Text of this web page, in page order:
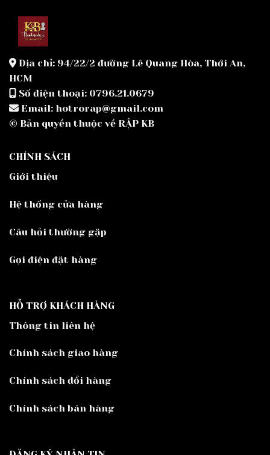
Địa chỉ: 94/22/2 đường Lê Quang Hòa, Thới An,
HCM
Số điện thoại: 0796.21.0679
Email: hotrorap@gmail.com
© Bản quyền thuộc về RẬP KB
CHÍNH SÁCH
Giới thiệu
Hệ thống cửa hàng
Câu hỏi thường gặp
Gọi điện đặt hàng
HỖ TRỢ KHÁCH HÀNG
Thông tin liên hệ
Chính sách giao hàng
Chính sách đổi hàng
Chính sách bán hàng